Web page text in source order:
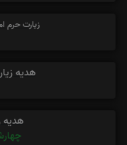
زیارت
هدیه
هدیه